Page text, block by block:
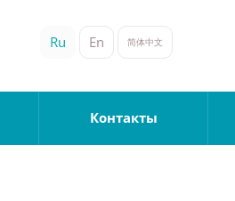
Ru En 简体中文
Контакты